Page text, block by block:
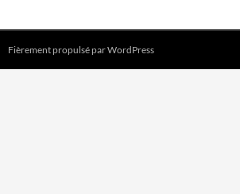
Fièrement propulsé par WordPress